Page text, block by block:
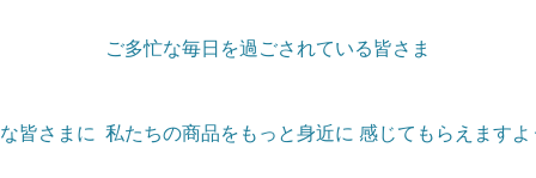
ご多忙な毎日を過ごされている皆さま
皆さまに 私たちの商品をもっと身近に 感じてもらえます